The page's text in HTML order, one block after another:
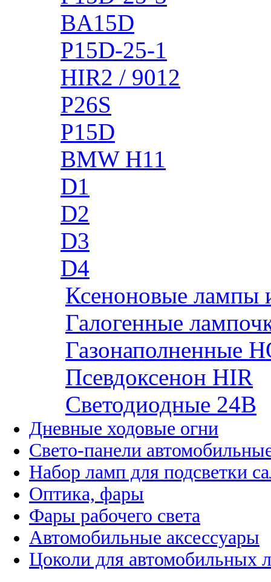
BA15D
P15D-25-1
HIR2 / 9012
P26S
P15D
BMW H11
D1
D2
D3
D4
Ксеноновые лампы
Галогенные
Газонаполненные
Псевдоксенон HIR
Cветодиодные 24B
Дневные ходовые огни
Свето-панели
Набор ламп для подсветки
Оптика, фары
Фары рабочего света
Автомобильные аксессуары
Цоколи для автомобильных